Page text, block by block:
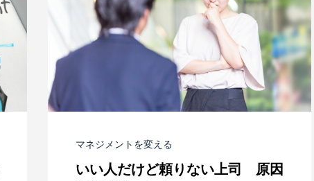
マネジメントを変える
いい人だけど頼りない上司 原因